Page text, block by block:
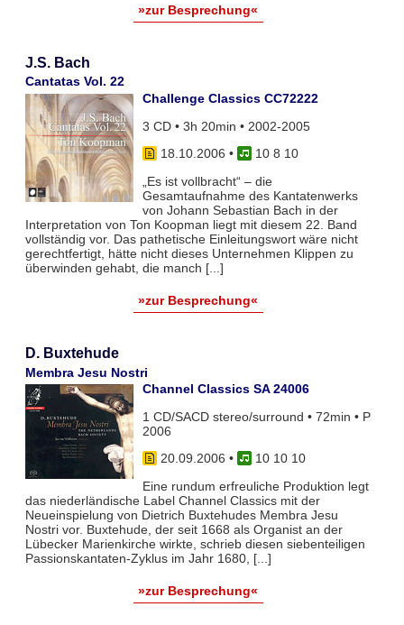
»zur Besprechung«
J.S. Bach
Cantatas Vol. 22
Challenge Classics CC72222
3 CD • 3h 20min • 2002-2005
18.10.2006 •
10 8 10
„Es ist vollbracht“ – die
Gesamtaufnahme des Kantatenwerks
von Johann Sebastian Bach in der
Interpretation von Ton Koopman liegt mit diesem 22. Band
vollständig vor. Das pathetische Einleitungswort wäre nicht
gerechtfertigt, hätte nicht dieses Unternehmen Klippen zu
überwinden gehabt, die manch [...]
»zur Besprechung«
D. Buxtehude
Membra Jesu Nostri
Channel Classics SA 24006
1 CD/SACD stereo/surround • 72min • P
2006
20.09.2006 •
10 10 10
Eine rundum erfreuliche Produktion legt
das niederländische Label Channel Classics mit der
Neueinspielung von Dietrich Buxtehudes Membra Jesu
Nostri vor. Buxtehude, der seit 1668 als Organist an der
Lübecker Marienkirche wirkte, schrieb diesen siebenteiligen
Passionskantaten-Zyklus im Jahr 1680, [...]
»zur Besprechung«